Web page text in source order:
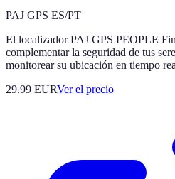
PAJ GPS ES/PT
El localizador PAJ GPS PEOPLE
complementar la seguridad de tus
monitorear su ubicación en tiempo
29.99 EURVer el precio